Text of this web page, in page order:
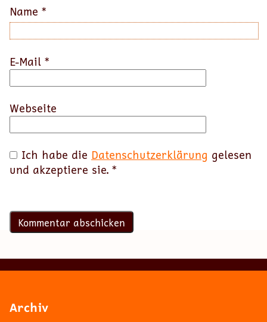
Name *
E-Mail *
Webseite
Ich habe die Datenschutzerklärung gelesen
und akzeptiere sie. *
Archiv